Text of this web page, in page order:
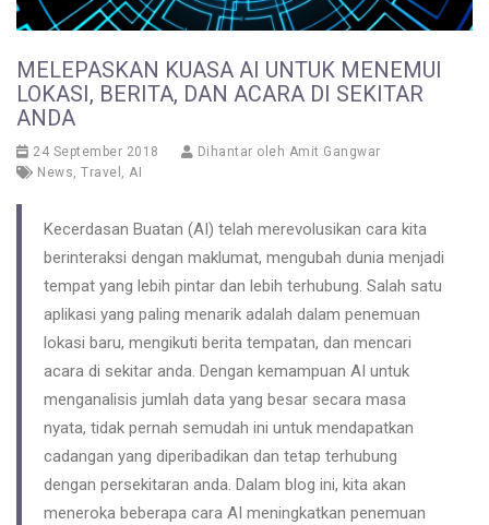
MELEPASKAN KUASA AI UNTUK MENEMUI
LOKASI, BERITA, DAN ACARA DI SEKITAR
ANDA
24 September 2018 Dihantar oleh Amit Gangwar
News, Travel , AI
Kecerdasan Buatan (AI) telah merevolusikan cara kita
berinteraksi dengan maklumat, mengubah dunia menjadi
tempat yang lebih pintar dan lebih terhubung. Salah satu
aplikasi yang paling menarik adalah dalam penemuan
lokasi baru, mengikuti berita tempatan, dan mencari
acara di sekitar anda. Dengan kemampuan AI untuk
menganalisis jumlah data yang besar secara masa
nyata, tidak pernah semudah ini untuk mendapatkan
cadangan yang diperibadikan dan tetap terhubung
dengan persekitaran anda. Dalam blog ini, kita akan
meneroka beberapa cara AI meningkatkan penemuan